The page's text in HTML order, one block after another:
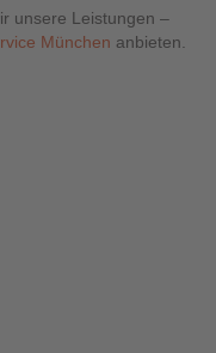
unsere Leistungen –
München anbieten.